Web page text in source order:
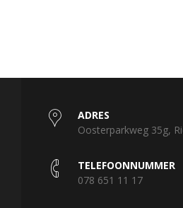
ADRES
Oosterparkweg 35g,
TELEFOONNUMMER
078 651 11 17